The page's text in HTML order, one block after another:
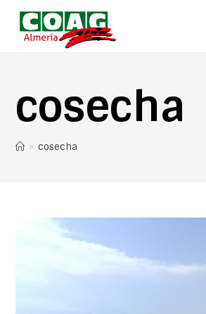
cosecha
> cosecha